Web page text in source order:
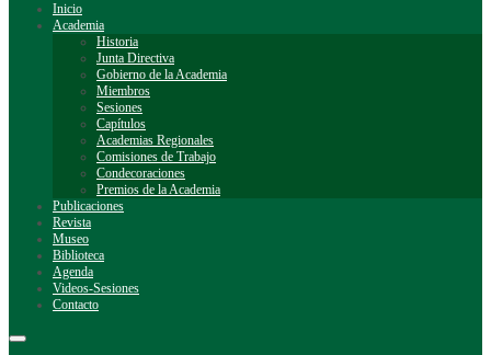
Inicio
Academia
Historia
Junta Directiva
Gobierno de la Academia
Miembros
Sesiones
Capítulos
Academias Regionales
Comisiones de Trabajo
Condecoraciones
Premios de la Academia
Publicaciones
Revista
Museo
Biblioteca
Agenda
Videos-Sesiones
Contacto